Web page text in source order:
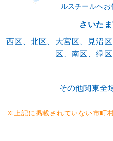
ルスチールへお
さいた
西区、北区、大宮区、見沼
区、南区、緑
その他関東全
※上記に掲載されていない市町